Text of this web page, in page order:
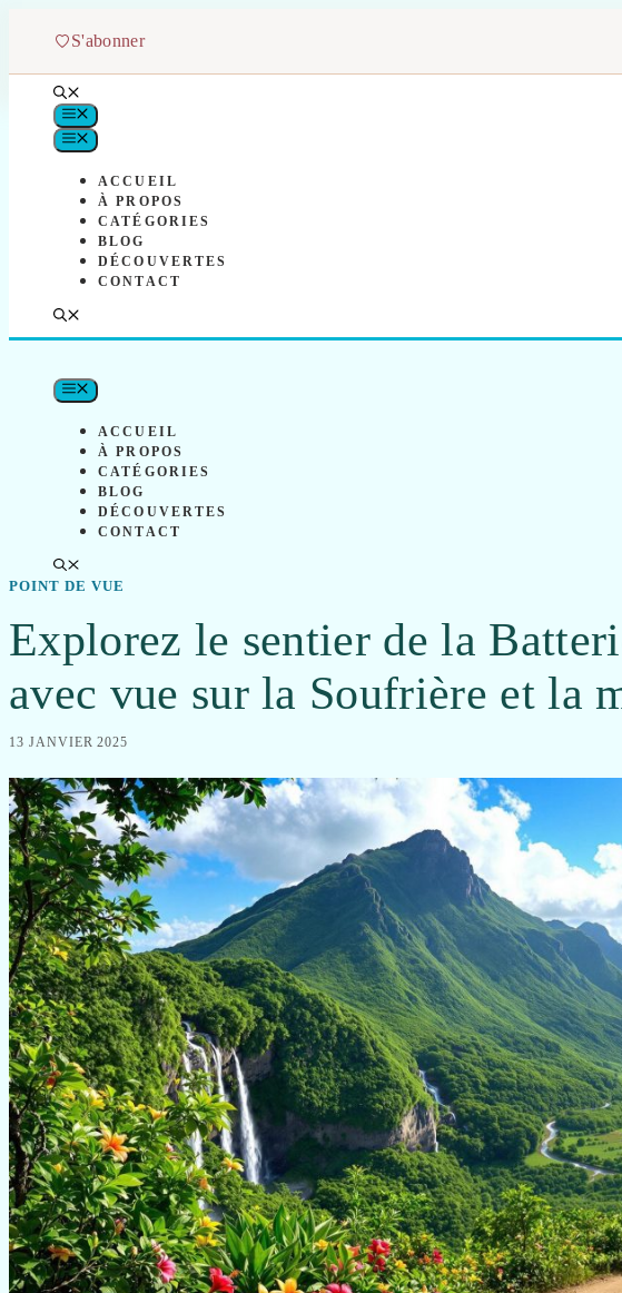
S'abonner
MENU
MENU
ACCUEIL
À PROPOS
CATÉGORIES
BLOG
DÉCOUVERTES
CONTACT
MENU
ACCUEIL
À PROPOS
CATÉGORIES
BLOG
DÉCOUVERTES
CONTACT
POINT DE VUE
Explorez le sentier de la
avec vue sur la Soufrière et la
13 JANVIER 2025